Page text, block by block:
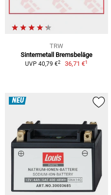
TRW
Sintermetall Bremsbeläge
UVP 40,79 €2 36,71 €1
NEU